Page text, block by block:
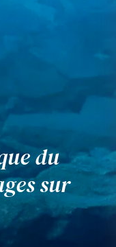
du
sur